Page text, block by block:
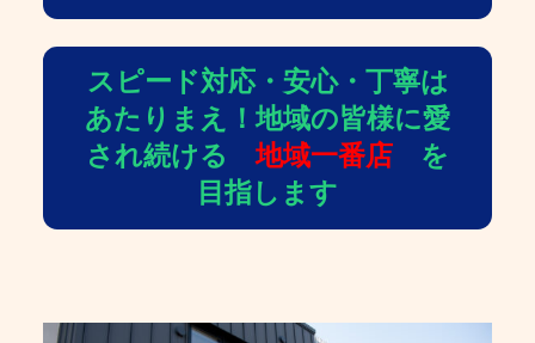
スピード対応・安心・丁寧は
あたりまえ！地域の皆様に愛
され続ける地域一番店 を
目指します